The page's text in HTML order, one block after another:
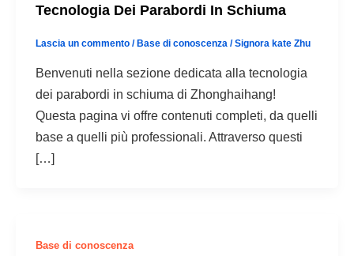
Tecnologia Dei Parabordi In Schiuma
Lascia un commento / Base di conoscenza/Signora kate Zhu
Benvenuti nella sezione dedicata alla tecnologia
dei parabordi in schiuma di Zhonghaihang!
Questa pagina vi offre contenuti completi, da quelli
base a quelli più professionali. Attraverso questi
[…]
Base di conoscenza